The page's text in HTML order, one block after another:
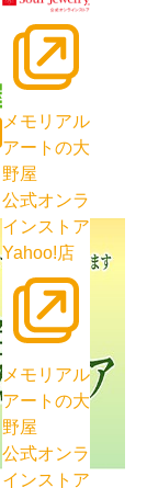
メモリアル
アートの大
野屋
公式オンラ
インストア
Yahoo!店
メモリアル
アートの大
野屋
公式オンラ
インストア